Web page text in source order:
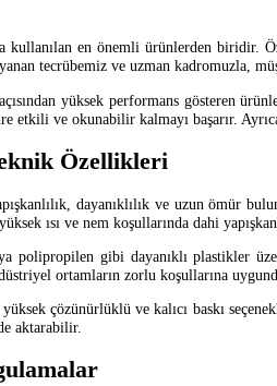
en önemli ürünlerden biridir.
tecrübemiz ve uzman kadromuzla,
yüksek performans gösteren
etkili ve okunabilir kalmayı başarır.
Özellikleri
dayanıklılık ve uzun ömür
ısı ve nem koşullarında dahi
polipropilen gibi dayanıklı plastikler
ortamların zorlu koşullarına
yüksek çözünürlüklü ve kalıcı baskı
aktarabilir.